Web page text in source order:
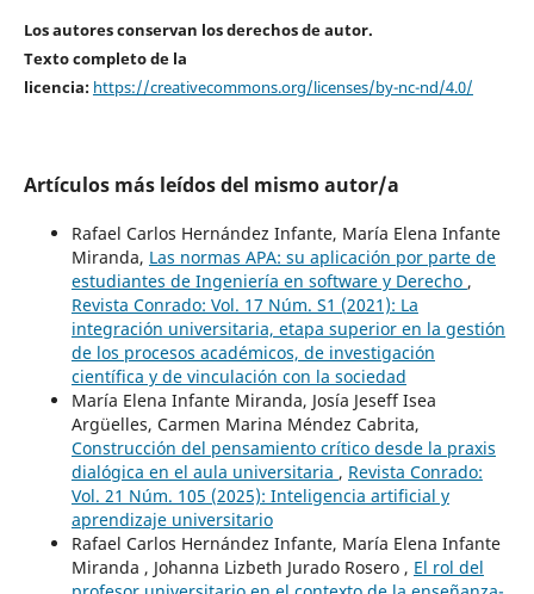
Los autores conservan los derechos de autor.
Texto completo de la
licencia: https://creativecommons.org/licenses/by-nc-nd/4.0/
Artículos más leídos del mismo autor/a
Rafael Carlos Hernández Infante, María Elena Infante
Miranda, Las normas APA: su aplicación por parte de
estudiantes de Ingeniería en software y Derecho ,
Revista Conrado: Vol. 17 Núm. S1 (2021): La
integración universitaria, etapa superior en la gestión
de los procesos académicos, de investigación
científica y de vinculación con la sociedad
María Elena Infante Miranda, Josía Jeseff Isea
Argüelles, Carmen Marina Méndez Cabrita,
Construcción del pensamiento crítico desde la praxis
dialógica en el aula universitaria , Revista Conrado:
Vol. 21 Núm. 105 (2025): Inteligencia artificial y
aprendizaje universitario
Rafael Carlos Hernández Infante, María Elena Infante
Miranda , Johanna Lizbeth Jurado Rosero , El rol del